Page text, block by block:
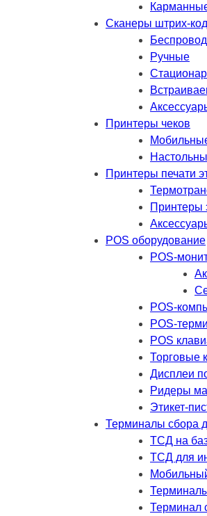
Сканеры штрих-
Ручные
Принтеры чеков
Принтеры печати
Принтеры
POS оборудование
POS-
POS-
POS-
POS
Торговые
Дисплеи
Ридеры
Этикет-
Терминалы сбора
ТСД на
ТСД для
Терминал